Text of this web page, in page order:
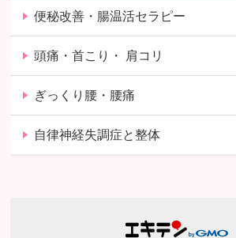
便秘改善・腸温活セラピー
頭痛・首こり・ 肩コリ
ぎっくり腰・腰痛
自律神経失調症と整体